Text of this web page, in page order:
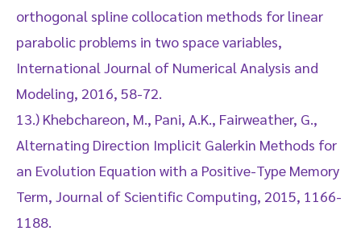
orthogonal spline collocation methods for linear
parabolic problems in two space variables,
International Journal of Numerical Analysis and
Modeling, 2016, 58-72.
13.) Khebchareon, M., Pani, A.K., Fairweather, G.,
Alternating Direction Implicit Galerkin Methods for
an Evolution Equation with a Positive-Type Memory
Term, Journal of Scientific Computing, 2015, 1166-
1188.